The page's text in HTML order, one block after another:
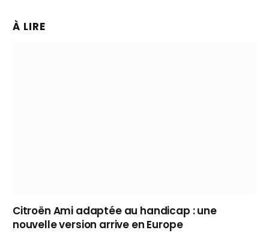
À LIRE
Citroën Ami adaptée au handicap : une
nouvelle version arrive en Europe